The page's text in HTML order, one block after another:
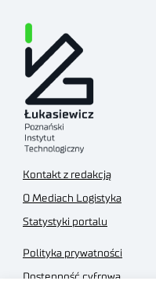
Kontakt z redakcją
O Mediach Logistyka
Statystyki portalu
Polityka prywatności
Dostępność cyfrowa